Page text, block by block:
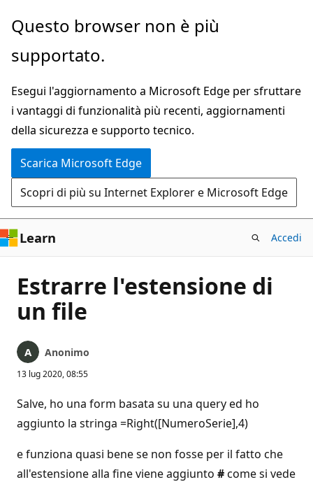
Ignora
passa
contenuto
principale
Questo browser non è più
supportato.
Esegui l'aggiornamento a Microsoft Edge per sfruttare
i vantaggi di funzionalità più recenti, aggiornamenti
della sicurezza e supporto tecnico.
Scarica Microsoft Edge
Scopri di più su Internet Explorer e Microsoft Edge
Learn Accedi
Estrarre l'estensione di
un file
Anonimo
13 lug 2020, 08:55
Salve, ho una form basata su una query ed ho
aggiunto la stringa =Right([NumeroSerie],4)
e funziona quasi bene se non fosse per il fatto che
all'estensione alla fine viene aggiunto #come si vede